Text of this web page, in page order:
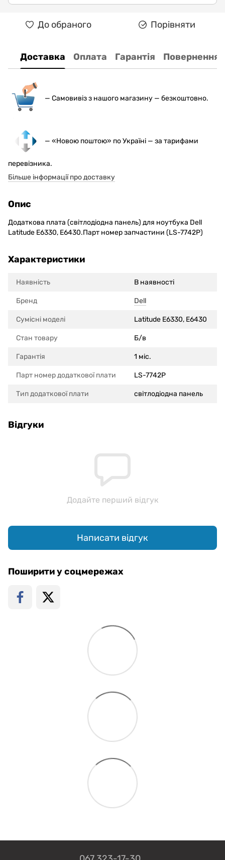
До обраного Порівняти
Доставка Оплата Гарантія Повернення
— Самовивіз з нашого магазину — безкоштовно.
— «Новою поштою» по Україні — за тарифами
перевізника.
Більше інформації про доставку
Опис
Додаткова плата (cвітлодіодна панель) для ноутбука Dell
Latitude E6330, E6430.Парт номер запчастини (LS-7742P)
Характеристики
Наявність В наявності
Бренд Dell
Сумісні моделi Latitude E6330, E6430
Стан товару Б/в
Гарантія 1 міс.
Парт номер додаткової плати LS-7742P
Тип додаткової плати cвітлодіодна панель
Відгуки
Додайте перший відгук
Написати відгук
Поширити у соцмережах